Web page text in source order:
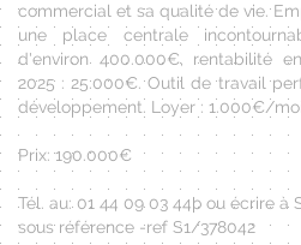
commercial et sa qualité de vie.
une place centrale
d'environ 400.000€, rentabilité
2025 : 25.000€. Outil de travail
développement. Loyer : 1.000€/
Prix: 190.000€
Tél. au: 01 44 09 03 44þ ou écrire à
sous référence -ref S1/378042